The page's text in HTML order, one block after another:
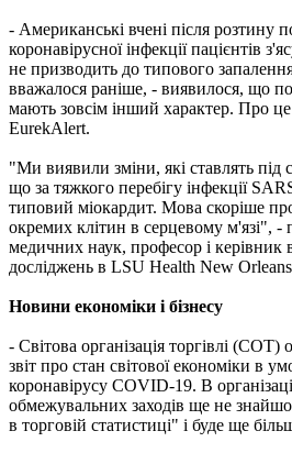
- Американські вчені після розтину
коронавірусної інфекції пацієнтів
не призводить до типового
вважалося раніше, - виявилося, що
мають зовсім інший характер. Про
EurekAlert.
"Ми виявили зміни, які ставлять під
що за тяжкого перебігу інфекції
типовий міокардит. Мова скоріше
окремих клітин в серцевому м'язі", -
медичних наук, професор і керівник
досліджень в LSU Health New
Новини економіки і бізнесу
- Світова організація торгівлі (СОТ)
звіт про стан світової економіки в
коронавірусу COVID-19. В
обмежувальних заходів ще не
в торговій статистиці" і буде ще